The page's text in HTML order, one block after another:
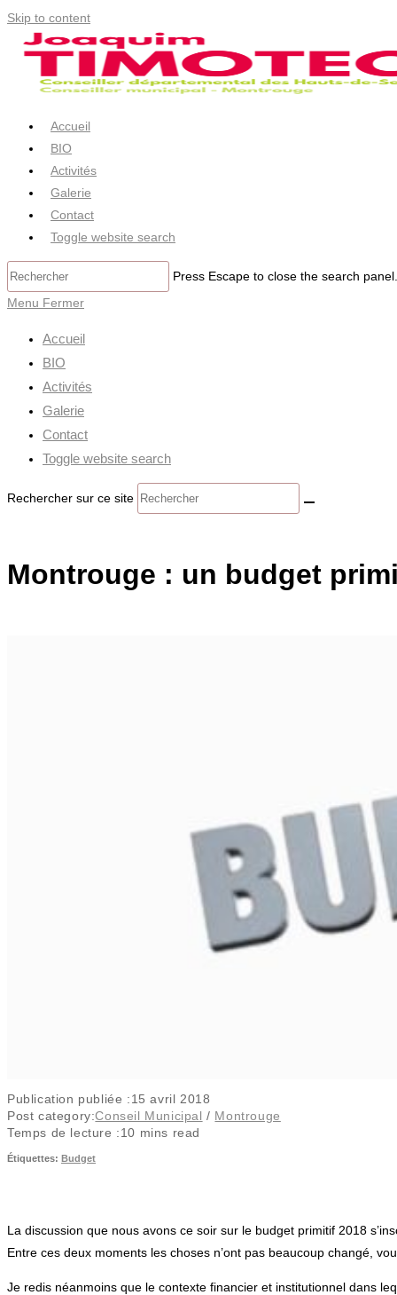
Skip to content
Accueil
BIO
Activités
Galerie
Contact
Toggle website search
Press Escape to close the search panel.
Menu Fermer
Accueil
BIO
Activités
Galerie
Contact
Toggle website search
Rechercher sur ce site
Montrouge : un budget
Publication publiée :15 avril 2018
Post category:Conseil Municipal / Montrouge
Temps de lecture :10 mins read
Étiquettes: Budget
La discussion que nous avons ce soir sur le budget primitif 2018
Entre ces deux moments les choses n’ont pas beaucoup changé,
Je redis néanmoins que le contexte financier et institutionnel dans